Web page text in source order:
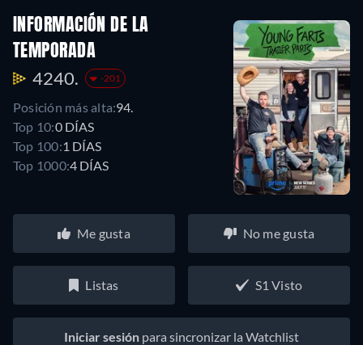
INFORMACIÓN DE LA
TEMPORADA
4240. -201
Posición más alta:94.
Top 10:0 DÍAS
Top 100:1 DÍAS
Top 1000:4 DÍAS
Me gusta No me gusta
Listas S1 Visto
Iniciar sesión para sincronizar la Watchlist